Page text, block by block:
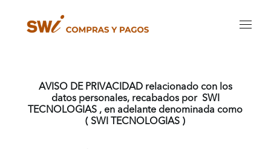
AVISO DE PRIVACIDAD relacionado con los
datos personales, recabados por SWI
TECNOLOGIAS , en adelante denominada como
( SWI TECNOLOGIAS )